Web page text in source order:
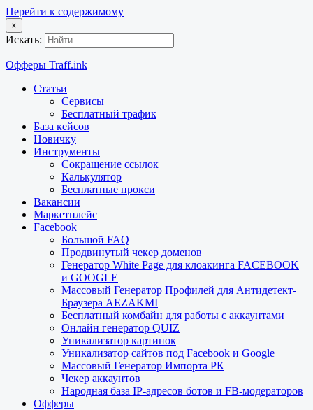
Перейти к содержимому
×
Искать:
Офферы Traff.ink
Статьи
Сервисы
Бесплатный трафик
База кейсов
Новичку
Инструменты
Сокращение ссылок
Калькулятор
Бесплатные прокси
Вакансии
Маркетплейс
Facebook
Большой FAQ
Продвинутый чекер доменов
Генератор White Page для клоакинга FACEBOOK
и GOOGLE
Массовый Генератор Профилей для Антидетект-
Браузера AEZAKMI
Бесплатный комбайн для работы с аккаунтами
Онлайн генератор QUIZ
Уникализатор картинок
Уникализатор сайтов под Facebook и Google
Массовый Генератор Импорта РК
Чекер аккаунтов
Народная база IP-адресов ботов и FB-модераторов
Офферы